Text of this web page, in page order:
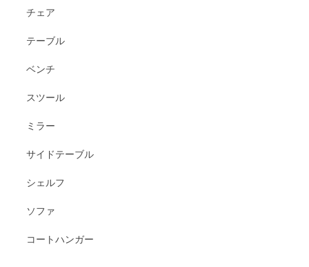
チェア
テーブル
ベンチ
スツール
ミラー
サイドテーブル
シェルフ
ソファ
コートハンガー